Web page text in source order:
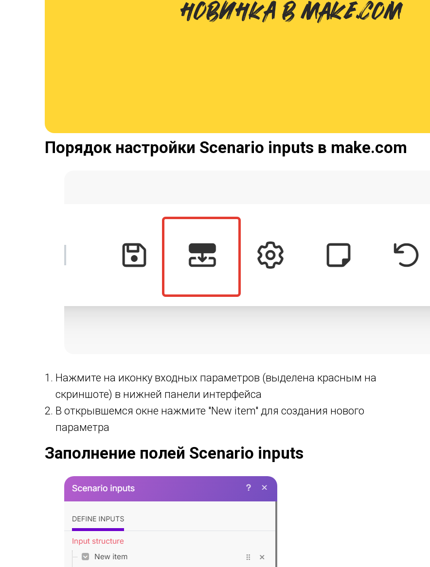
Порядок настройки Scenario inputs в make.com
Нажмите на иконку входных параметров (выделена красным на
скриншоте) в нижней панели интерфейса
В открывшемся окне нажмите "New item" для создания нового
параметра
Заполнение полей Scenario inputs